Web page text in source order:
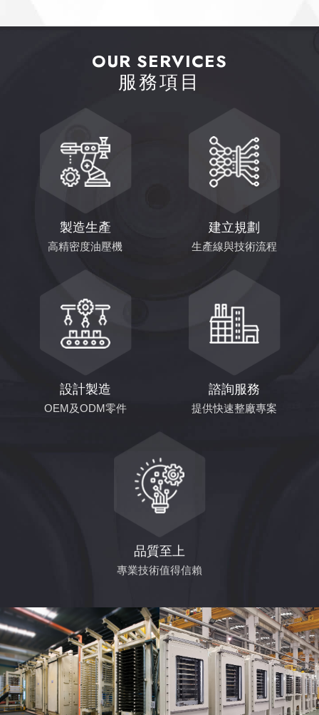
OUR SERVICES
服務項目
製造生產
高精密度油壓機
建立規劃
生產線與技術流程
設計製造
OEM及ODM零件
諮詢服務
提供快速整廠專案
品質至上
專業技術值得信賴